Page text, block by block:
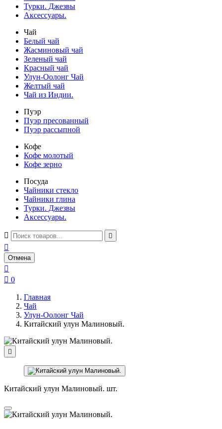
Турки. Джезвы
Аксессуары.
Чай
Белый чай
Жасминовый чай
Зеленый чай
Красный чай
Улун-Оолонг Чай
Желтый чай
Чай из Индии.
Пуэр
Пуэр пресованный
Пуэр рассыпной
Кофе
Кофе молотый
Кофе зерно
Посуда
Чайники стекло
Чайники глина
Турки. Джезвы
Аксессуары.
 

Отмена

 0
Главная
Чай
Улун-Оолонг Чай
Китайский улун Малиновый.

Китайский улун Малиновый. шт.